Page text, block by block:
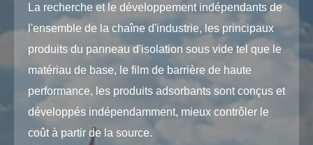
La recherche et le développement indépendants de
l'ensemble de la chaîne d'industrie, les principaux
produits du panneau d'isolation sous vide tel que le
matériau de base, le film de barrière de haute
performance, les produits adsorbants sont conçus et
développés indépendamment, mieux contrôler le
coût à partir de la source.